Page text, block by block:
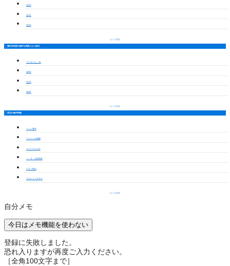
1LDK
2LDK
3LDK
もっと見る
豊田本町駅の物件を間取りから探す
ワンルーム・1K
1LDK
2LDK
3LDK
もっと見る
周辺の物件情報
メゾン豊年
ファミール青峰
メゾンヴェルデ
Ｉ・Ｓ・Ｏ桜本町
グラン桜台
フロレゾンＫ＆Ｋ
もっと見る
自分メモ
今日はメモ機能を使わない
登録に失敗しました。
恐れ入りますが再度ご入力ください。
［全角100文字まで］